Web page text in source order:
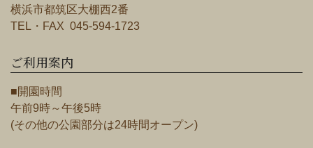
横浜市都筑区大棚西2番
TEL・FAX 045-594-1723
ご利用案内
■開園時間
午前9時～午後5時
(その他の公園部分は24時間オープン)